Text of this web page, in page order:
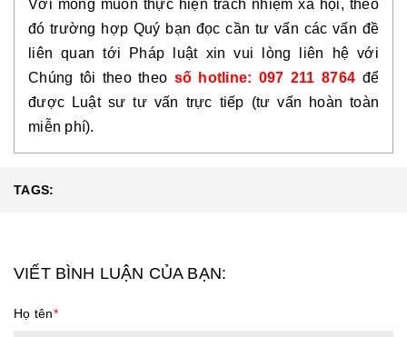
Với mong muốn thực hiện trách nhiệm xã hội, theo
đó trường hợp Quý bạn đọc cần tư vấn các vấn đề
liên quan tới Pháp luật xin vui lòng liên hệ với
Chúng tôi theo theo số hotline: 097 211 8764 để
được Luật sư tư vấn trực tiếp (tư vấn hoàn toàn
miễn phí).
TAGS:
VIẾT BÌNH LUẬN CỦA BẠN:
Họ tên*